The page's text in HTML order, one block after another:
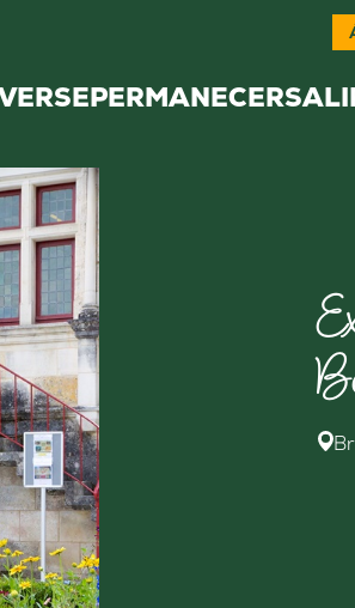
PERMANECER